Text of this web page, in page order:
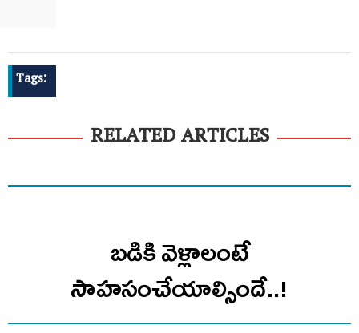
Tags:
RELATED ARTICLES
బడికి వెళ్లాలంటే
సాహసంచేయాల్సిందే..!